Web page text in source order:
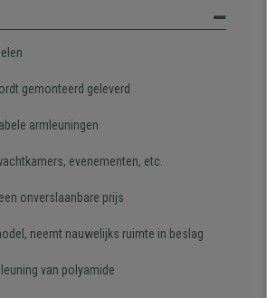
gemonteerd geleverd
armleuningen
evenementen, etc.
onverslaanbare prijs
neemt nauwelijks ruimte in beslag
van polyamide